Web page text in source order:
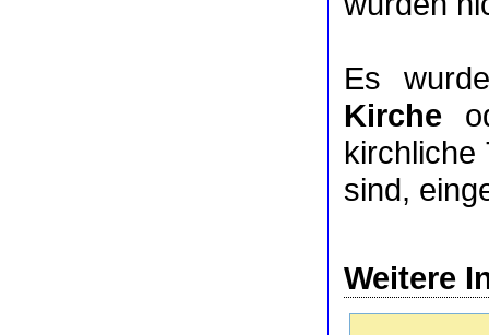
Es
Kirche
kirchliche
sind,
Weitere